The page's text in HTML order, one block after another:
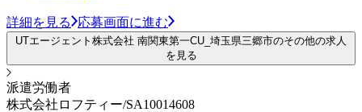
詳細を見る 応募画面に進む
UTエージェント株式会社 南関東第一CU_埼玉県三郷市のその他の求人
を見る
派遣労働者
株式会社ロフティー/SA10014608